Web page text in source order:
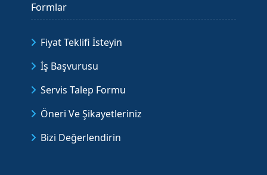
Formlar
Fiyat Teklifi İsteyin
İş Başvurusu
Servis Talep Formu
Öneri Ve Şikayetleriniz
Bizi Değerlendirin